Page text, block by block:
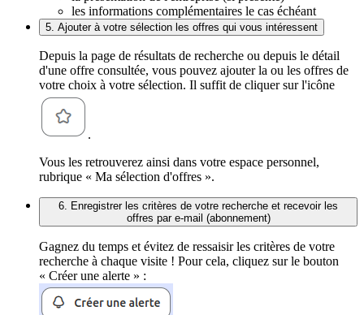
les informations complémentaires le cas échéant
5. Ajouter à votre sélection les offres qui vous intéressent
Depuis la page de résultats de recherche ou depuis le détail
d'une offre consultée, vous pouvez ajouter la ou les offres de
votre choix à votre sélection. Il suffit de cliquer sur l'icône
.
Vous les retrouverez ainsi dans votre espace personnel,
rubrique « Ma sélection d'offres ».
6. Enregistrer les critères de votre recherche et recevoir les
offres par e-mail (abonnement)
Gagnez du temps et évitez de ressaisir les critères de votre
recherche à chaque visite ! Pour cela, cliquez sur le bouton
« Créer une alerte » :